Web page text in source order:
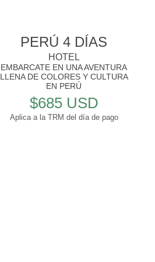
PERÚ 4 DÍAS
HOTEL
EMBARCATE EN UNA AVENTURA
LLENA DE COLORES Y CULTURA
EN PERÚ
$685 USD
Aplica a la TRM del día de pago